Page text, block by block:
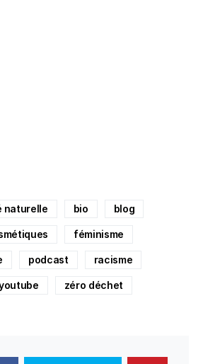
naturelle bio blog
féminisme
podcast racisme
zéro déchet